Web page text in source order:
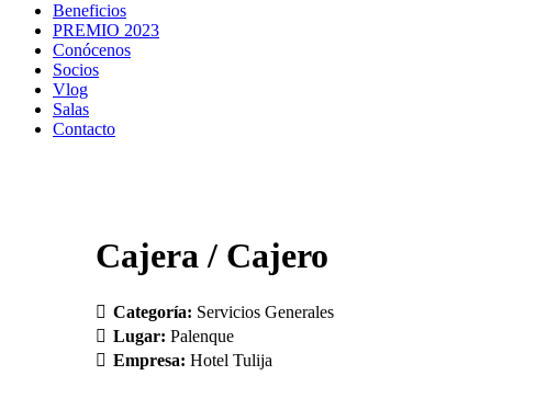
Beneficios
PREMIO 2023
Conócenos
Socios
Vlog
Salas
Contacto
Cajera / Cajero
Categoría: Servicios Generales
Lugar: Palenque
Empresa: Hotel Tulija